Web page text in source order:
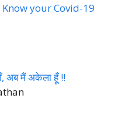
Know your Covid-19
अब मैं अकेला हूँ !!